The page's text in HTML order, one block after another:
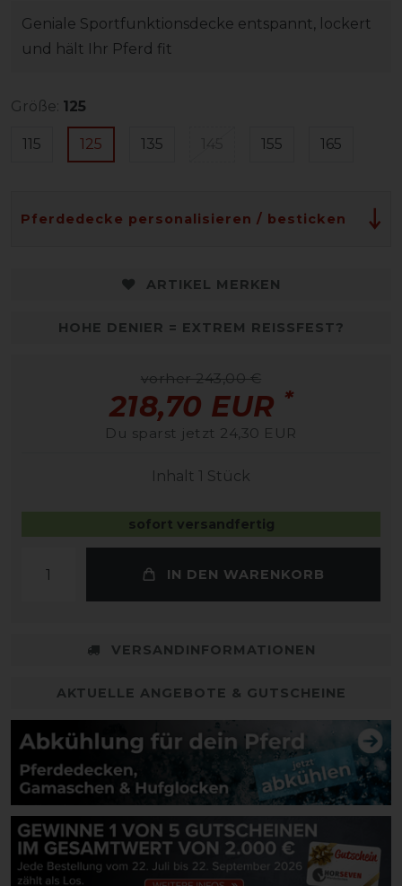
Geniale Sportfunktionsdecke entspannt, lockert
und hält Ihr Pferd fit
Größe: 125
115 125 135 155 165
Pferdedecke personalisieren / besticken
ARTIKEL MERKEN
HOHE DENIER = EXTREM REISSFEST?
vorher 243,00 €
218,70 EUR *
Du sparst jetzt 24,30 EUR
Inhalt 1 Stück
sofort versandfertig
IN DEN WARENKORB
VERSANDINFORMATIONEN
AKTUELLE ANGEBOTE & GUTSCHEINE